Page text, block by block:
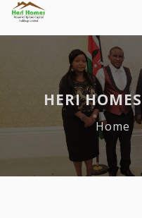
HERI
Home